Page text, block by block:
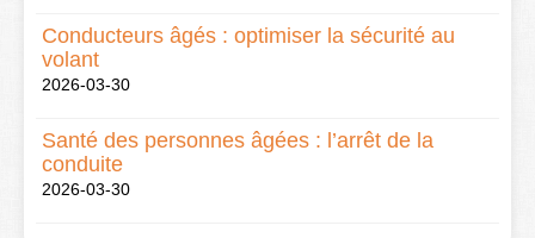
Conducteurs âgés : optimiser la sécurité au
volant
2026-03-30
Santé des personnes âgées : l’arrêt de la
conduite
2026-03-30